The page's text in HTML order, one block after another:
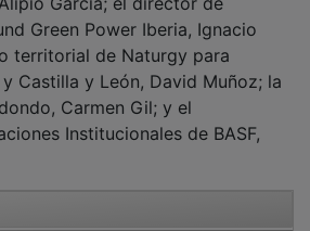
Green Power Iberia, Ignacio
territorial de Naturgy para
Castilla y León, David Muñoz; la
Carmen Gil; y el
Institucionales de BASF,